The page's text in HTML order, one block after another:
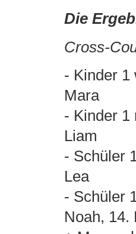
Die
Cross-
- Kinder 1
Mara
- Kinder 1
Liam
- Schüler
Lea
- Schüler
Noah, 14.